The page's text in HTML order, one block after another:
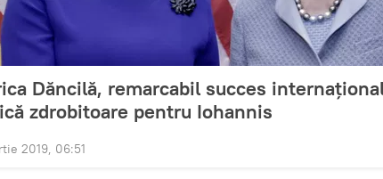
Dăncilă, remarcabil succes
zdrobitoare pentru Iohannis
2019, 06:51